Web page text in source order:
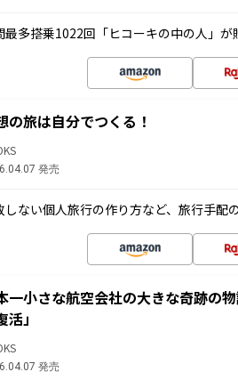
最多搭乗1022回「ヒコーキの中の人」が
の旅は自分でつくる！
発売
しない個人旅行の作り方など、旅行手配
一小さな航空会社の大きな奇跡の
活」
発売